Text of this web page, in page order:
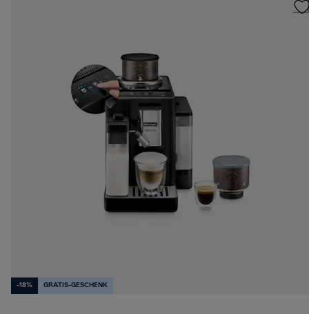
-18% GRATIS-GESCHENK